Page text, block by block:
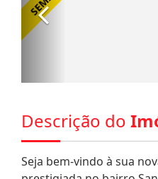
Descrição do
Seja bem-vindo à sua